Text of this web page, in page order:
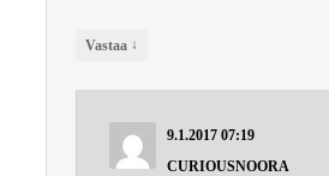
Vastaa ↓
9.1.2017 07:19
CURIOUSNOORA